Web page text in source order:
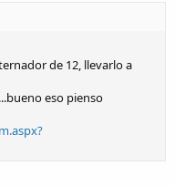
de 12, llevarlo a
eso pienso